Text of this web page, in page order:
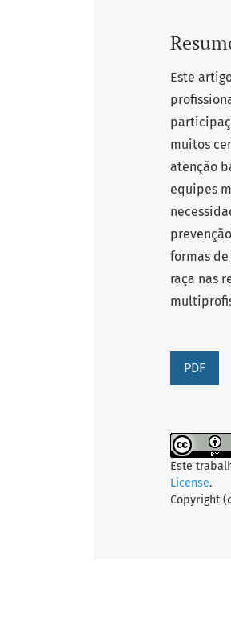
Este
muitos
atenção
equipes
formas
raça nas
PDF
Este
License.
Copyright